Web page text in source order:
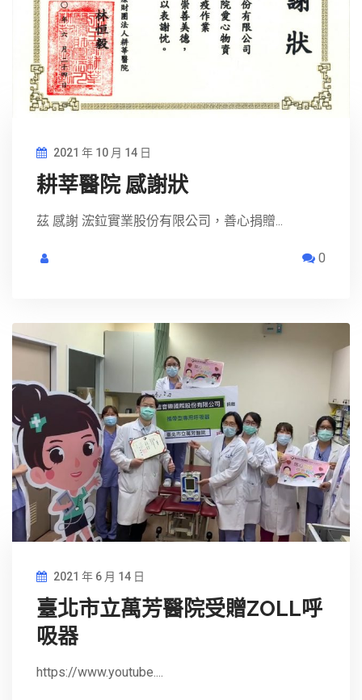
2021 年 10 月 14 日
耕莘醫院 感謝狀
茲 感謝 浤鉝實業股份有限公司，善心捐贈...
0
2021 年 6 月 14 日
臺北市立萬芳醫院受贈ZOLL呼
吸器
https://www.youtube....